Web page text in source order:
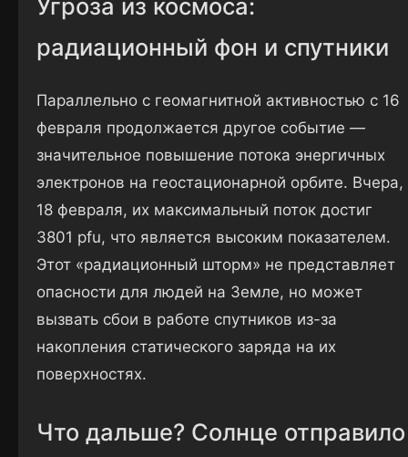
Угроза из космоса:
радиационный фон и спутники
Параллельно с геомагнитной активностью с 16
февраля продолжается другое событие —
значительное повышение потока энергичных
электронов на геостационарной орбите. Вчера,
18 февраля, их максимальный поток достиг
3801 pfu, что является высоким показателем.
Этот «радиационный шторм» не представляет
опасности для людей на Земле, но может
вызвать сбои в работе спутников из-за
накопления статического заряда на их
поверхностях.
Что дальше? Солнце отправило